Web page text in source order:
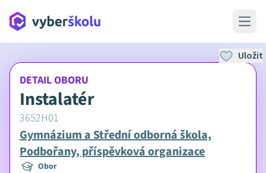
Open
DETAIL OBORU
Instalatér
3652H01
Gymnázium a Střední odborná škola,
Podbořany, příspěvková organizace
Obor
Uložit